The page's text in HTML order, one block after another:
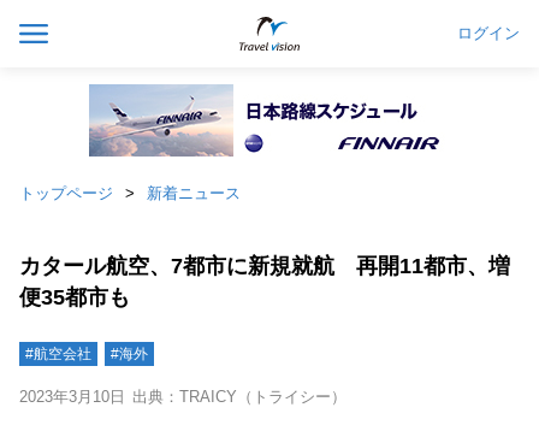
ログイン
トップページ 新着ニュース
カタール航空、7都市に新規就航 再開11都市、増
便35都市も
#航空会社 #海外
2023年3月10日 出典：TRAICY（トライシー）